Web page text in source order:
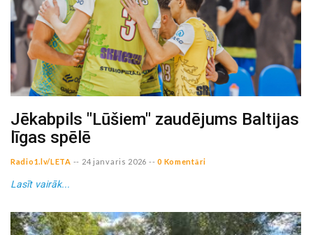
Jēkabpils "Lūšiem" zaudējums Baltijas
līgas spēlē
Radio1.lv/LETA -- 24 janvaris 2026 -- 0 Komentāri
Lasīt vairāk...